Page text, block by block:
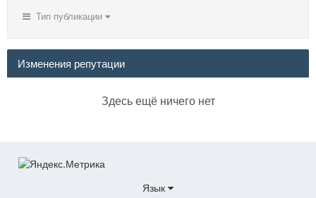
Тип публикации
Изменения репутации
Здесь ещё ничего нет
Язык